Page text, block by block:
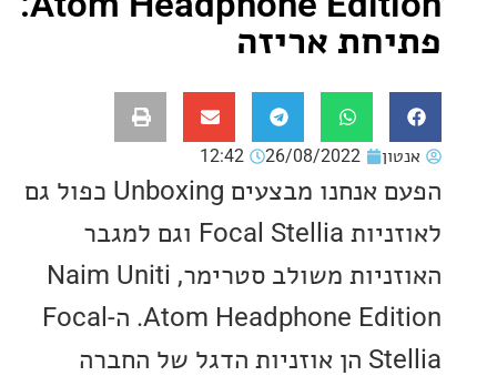
אריזה
26/08/2022
12:42
הפעם אנחנו מבצעים Unboxing כפול גם
לאוזניות Focal Stellia וגם למגבר
האוזניות משולב סטרימר, Naim Uniti
Atom Headphone Edition. ה-Focal
Stellia הן אוזניות הדגל של החברה